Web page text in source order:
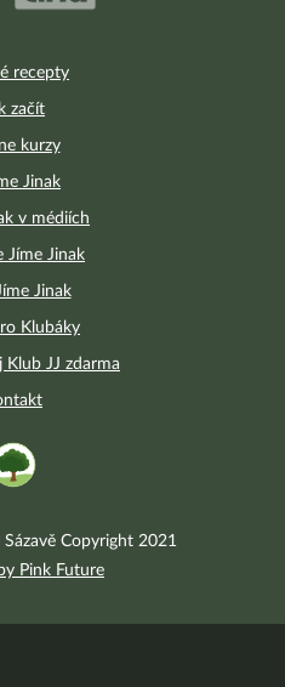
recepty
začít
kurzy
Jinak
v médiích
Jíme Jinak
Jinak
Klubáky
Klub JJ zdarma
Copyright 2021
Pink Future